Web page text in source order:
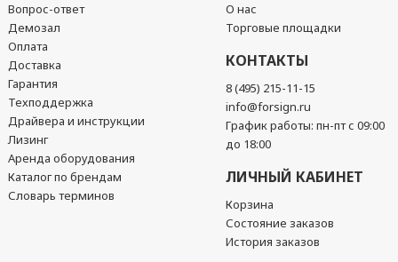
Вопрос-ответ
Демозал
Оплата
Доставка
Гарантия
Техподдержка
Драйвера и инструкции
Лизинг
Аренда оборудования
Каталог по брендам
Словарь терминов
О нас
Торговые площадки
КОНТАКТЫ
8 (495) 215-11-15
info@forsign.ru
График работы: пн-пт с 09:00
до 18:00
ЛИЧНЫЙ КАБИНЕТ
Корзина
Состояние заказов
История заказов